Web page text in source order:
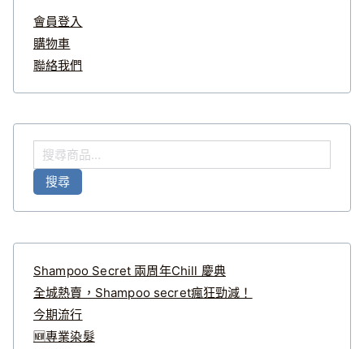
會員登入
購物車
聯絡我們
搜
尋
搜尋
Shampoo Secret 兩周年Chill 慶典
全城熱賣，Shampoo secret瘋狂勁減！
今期流行
🆕專業染髮